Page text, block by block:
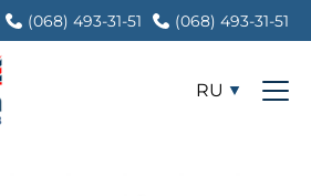
(068) 493-31-51 (068) 493-31-51
RU